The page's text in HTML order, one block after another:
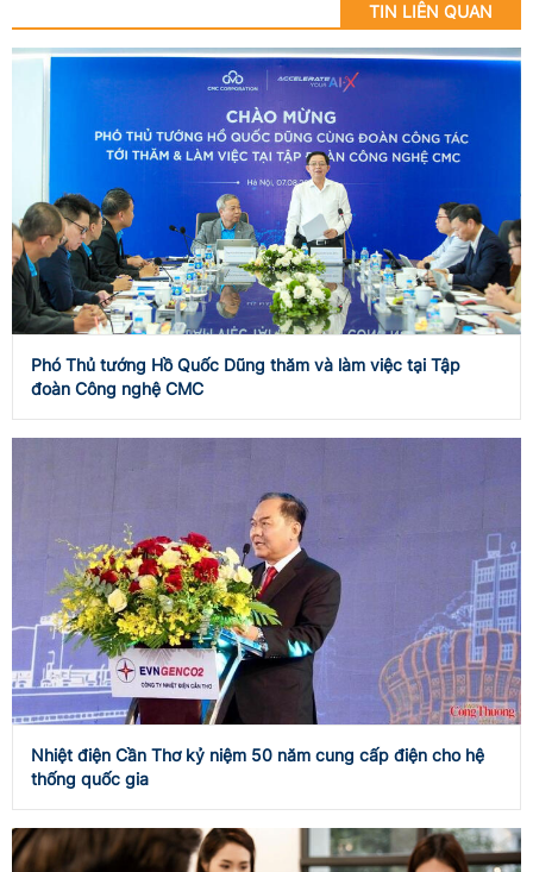
TIN LIÊN QUAN
Phó Thủ tướng Hồ Quốc Dũng thăm và làm việc tại Tập
đoàn Công nghệ CMC
Nhiệt điện Cần Thơ kỷ niệm 50 năm cung cấp điện cho hệ
thống quốc gia